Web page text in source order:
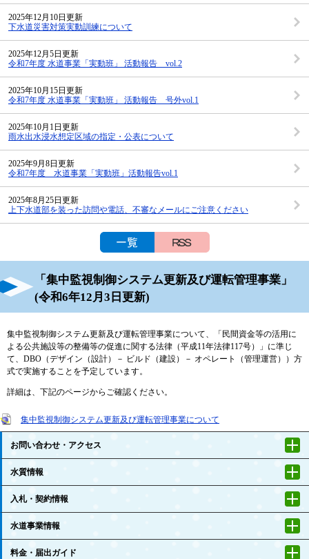
2025年12月10日更新
下水道災害対策実動訓練について
2025年12月5日更新
令和7年度 水道事業「実動班」 活動報告 vol.2
2025年10月15日更新
令和7年度 水道事業「実動班」 活動報告 号外vol.1
2025年10月1日更新
雨水出水浸水想定区域の指定・公表について
2025年9月8日更新
令和7年度 水道事業「実動班」活動報告vol.1
2025年8月25日更新
上下水道部を装った訪問や電話、不審なメールにご注意ください
「集中監視制御システム更新及び運転管理事業」
(令和6年12月3日更新)
集中監視制御システム更新及び運転管理事業について、「民間資金等の活用に
よる公共施設等の整備等の促進に関する法律（平成11年法律117号）」に準じ
て、DBO（デザイン（設計）－ ビルド（建設）－ オペレート（管理運営））方
式で実施することを予定しています。
詳細は、下記のページからご確認ください。
集中監視制御システム更新及び運転管理事業について
お問い合わせ・アクセス
水質情報
入札・契約情報
水道事業情報
料金・届出ガイド